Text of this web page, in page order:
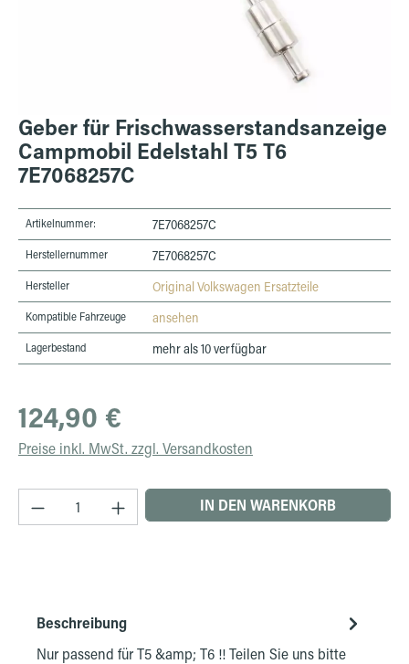
Geber für Frischwasserstandsanzeige
Campmobil Edelstahl T5 T6
7E7068257C
Artikelnummer: 7E7068257C
Herstellernummer 7E7068257C
Hersteller Original Volkswagen Ersatzteile
Kompatible Fahrzeuge ansehen
Lagerbestand mehr als 10 verfügbar
Regulärer Preis:
124,90 €
Preise inkl. MwSt. zzgl. Versandkosten
Produkt Anzahl: Gib den gewünschten Wert
IN DEN WARENKORB
Beschreibung
Nur passend für T5 &amp; T6 !! Teilen Sie uns bitte